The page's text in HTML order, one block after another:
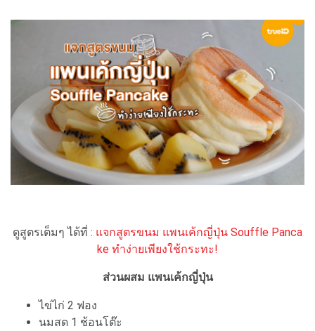
ดูสูตรเต็มๆ ได้ที่ : แจกสูตรขนม แพนเค้กญี่ปุ่น Souffle Panca
ke ทำง่ายเพียงใช้กระทะ!
ส่วนผสม แพนเค้กญี่ปุ่น
ไข่ไก่ 2 ฟอง
นมสด 1 ช้อนโต๊ะ